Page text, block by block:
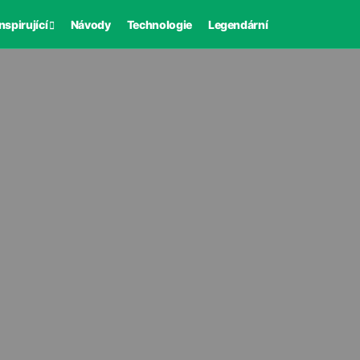
Návody Technologie Legendární